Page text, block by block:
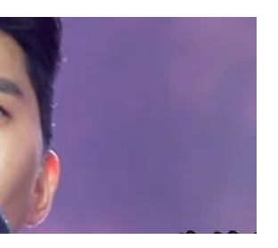
싶다 보고 싶다 / I miss you. I miss you 이런 내
myself like this 울고 싶다 네게 무릎꿇고 / I want